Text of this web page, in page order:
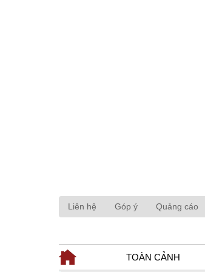
Liên hệ Góp ý Quảng cáo
TOÀN CẢNH